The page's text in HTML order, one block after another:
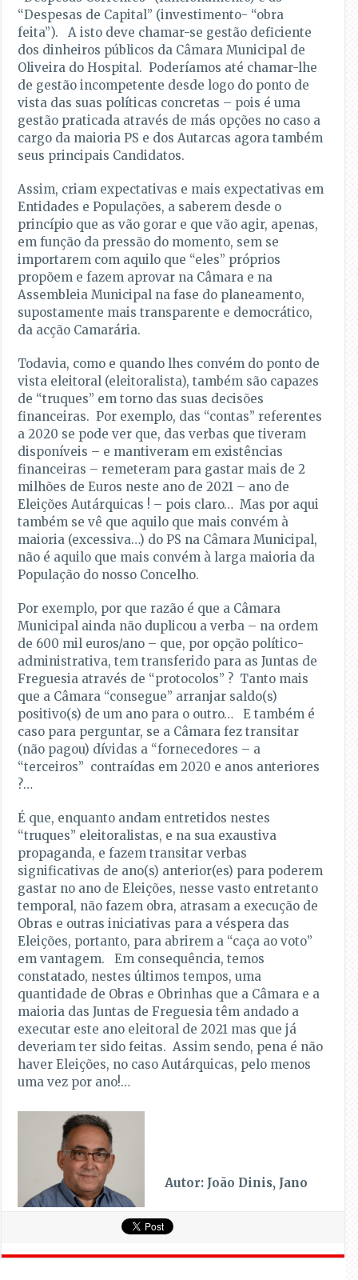
“Despesas de Capital” (investimento- “obra
feita”). A isto deve chamar-se gestão deficiente
dos dinheiros públicos da Câmara Municipal de
Oliveira do Hospital. Poderíamos até chamar-lhe
de gestão incompetente desde logo do ponto de
vista das suas políticas concretas – pois é uma
gestão praticada através de más opções no caso a
cargo da maioria PS e dos Autarcas agora também
seus principais Candidatos.
Assim, criam expectativas e mais expectativas em
Entidades e Populações, a saberem desde o
princípio que as vão gorar e que vão agir, apenas,
em função da pressão do momento, sem se
importarem com aquilo que “eles” próprios
propõem e fazem aprovar na Câmara e na
Assembleia Municipal na fase do planeamento,
supostamente mais transparente e democrático,
da acção Camarária.
Todavia, como e quando lhes convém do ponto de
vista eleitoral (eleitoralista), também são capazes
de “truques” em torno das suas decisões
financeiras. Por exemplo, das “contas” referentes
a 2020 se pode ver que, das verbas que tiveram
disponíveis – e mantiveram em existências
financeiras – remeteram para gastar mais de 2
milhões de Euros neste ano de 2021 – ano de
Eleições Autárquicas ! – pois claro… Mas por aqui
também se vê que aquilo que mais convém à
maioria (excessiva…) do PS na Câmara Municipal,
não é aquilo que mais convém à larga maioria da
População do nosso Concelho.
Por exemplo, por que razão é que a Câmara
Municipal ainda não duplicou a verba – na ordem
de 600 mil euros/ano – que, por opção político-
administrativa, tem transferido para as Juntas de
Freguesia através de “protocolos” ? Tanto mais
que a Câmara “consegue” arranjar saldo(s)
positivo(s) de um ano para o outro… E também é
caso para perguntar, se a Câmara fez transitar
(não pagou) dívidas a “fornecedores – a
“terceiros” contraídas em 2020 e anos anteriores
?…
É que, enquanto andam entretidos nestes
“truques” eleitoralistas, e na sua exaustiva
propaganda, e fazem transitar verbas
significativas de ano(s) anterior(es) para poderem
gastar no ano de Eleições, nesse vasto entretanto
temporal, não fazem obra, atrasam a execução de
Obras e outras iniciativas para a véspera das
Eleições, portanto, para abrirem a “caça ao voto”
em vantagem. Em consequência, temos
constatado, nestes últimos tempos, uma
quantidade de Obras e Obrinhas que a Câmara e a
maioria das Juntas de Freguesia têm andado a
executar este ano eleitoral de 2021 mas que já
deveriam ter sido feitas. Assim sendo, pena é não
haver Eleições, no caso Autárquicas, pelo menos
uma vez por ano!…
Autor: João Dinis, Jano